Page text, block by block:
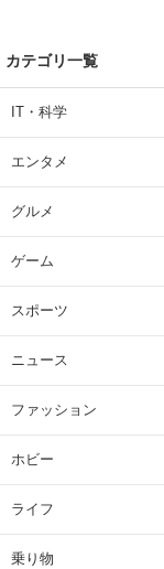
カテゴリ一覧
IT・科学
エンタメ
グルメ
ゲーム
スポーツ
ニュース
ファッション
ホビー
ライフ
乗り物